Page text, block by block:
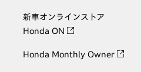
新車オンラインストア
Honda ON
Honda Monthly Owner